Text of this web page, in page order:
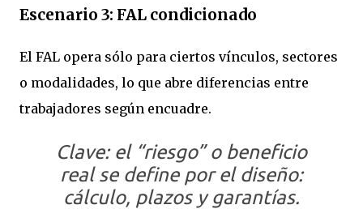
Escenario 3: FAL condicionado
El FAL opera sólo para ciertos vínculos, sectores
o modalidades, lo que abre diferencias entre
trabajadores según encuadre.
Clave: el “riesgo” o beneficio
real se define por el diseño:
cálculo, plazos y garantías.